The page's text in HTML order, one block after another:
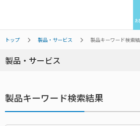
トップ 製品・サービス 製品キーワード検索
製品・サービス
製品キーワード検索結果